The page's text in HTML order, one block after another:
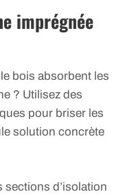
imprégnée
bois absorbent les
? Utilisez des
pour briser les
solution concrète
sections d’isolation